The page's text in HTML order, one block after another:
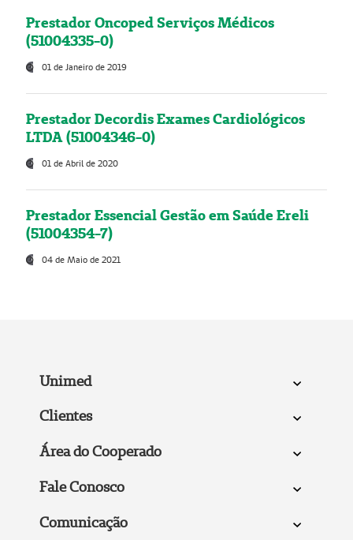
Prestador Oncoped Serviços Médicos
(51004335-0)
01 de Janeiro de 2019
Prestador Decordis Exames Cardiológicos
LTDA (51004346-0)
01 de Abril de 2020
Prestador Essencial Gestão em Saúde Ereli
(51004354-7)
04 de Maio de 2021
Unimed
Clientes
Área do Cooperado
Fale Conosco
Comunicação